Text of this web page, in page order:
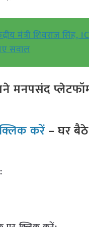
मंत्री शिवराज सिंह,
सवाल
मनपसंद
करें– घर बैठे